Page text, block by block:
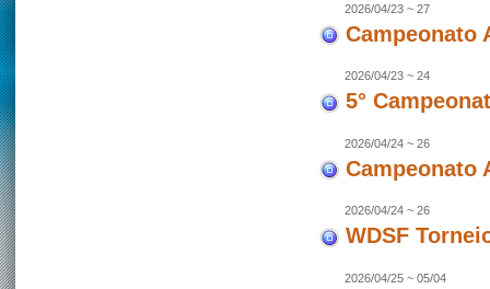
2026/04/23 ~ 27
Campeonato
2026/04/23 ~ 24
5°
2026/04/24 ~ 26
Campeonato
2026/04/24 ~ 26
WDSF
2026/04/25 ~ 05/04